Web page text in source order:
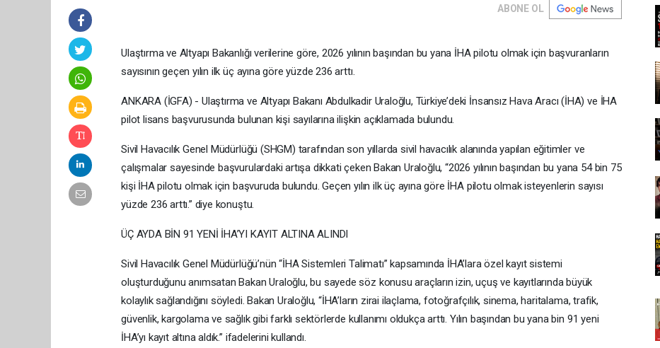
ABONE OL
Ulaştırma ve Altyapı Bakanlığı verilerine göre, 2026 yılının başından bu yana İHA pilotu olmak için başvuranların
sayısının geçen yılın ilk üç ayına göre yüzde 236 arttı.
ANKARA (İGFA) - Ulaştırma ve Altyapı Bakanı Abdulkadir Uraloğlu, Türkiye’deki İnsansız Hava Aracı (İHA) ve İHA
pilot lisans başvurusunda bulunan kişi sayılarına ilişkin açıklamada bulundu.
Sivil Havacılık Genel Müdürlüğü (SHGM) tarafından son yıllarda sivil havacılık alanında yapılan eğitimler ve
çalışmalar sayesinde başvurulardaki artışa dikkati çeken Bakan Uraloğlu, “2026 yılının başından bu yana 54 bin 75
kişi İHA pilotu olmak için başvuruda bulundu. Geçen yılın ilk üç ayına göre İHA pilotu olmak isteyenlerin sayısı
yüzde 236 arttı.” diye konuştu.
ÜÇ AYDA BİN 91 YENİ İHA’YI KAYIT ALTINA ALINDI
Sivil Havacılık Genel Müdürlüğü’nün “İHA Sistemleri Talimatı” kapsamında İHA’lara özel kayıt sistemi
oluşturduğunu anımsatan Bakan Uraloğlu, bu sayede söz konusu araçların izin, uçuş ve kayıtlarında büyük
kolaylık sağlandığını söyledi. Bakan Uraloğlu, “İHA’ların zirai ilaçlama, fotoğrafçılık, sinema, haritalama, trafik,
güvenlik, kargolama ve sağlık gibi farklı sektörlerde kullanımı oldukça arttı. Yılın başından bu yana bin 91 yeni
İHA’yı kayıt altına aldık.” ifadelerini kullandı.